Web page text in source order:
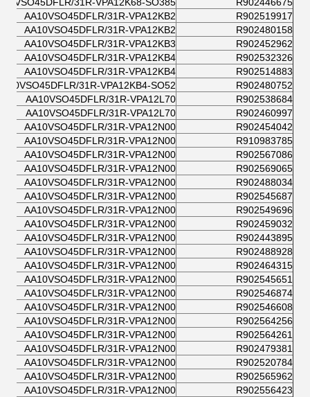
R902519917
AA10VSO45DFLR/31R-VPA12KB2
R902480158
AA10VSO45DFLR/31R-VPA12KB2
R902452962
AA10VSO45DFLR/31R-VPA12KB3
R902532326
AA10VSO45DFLR/31R-VPA12KB4
R902514883
AA10VSO45DFLR/31R-VPA12KB4
R902480752
31R-VPA12KB4-SO52
R902538684
AA10VSO45DFLR/31R-VPA12L70
R902460997
AA10VSO45DFLR/31R-VPA12L70
R902454042
AA10VSO45DFLR/31R-VPA12N00
R910983785
AA10VSO45DFLR/31R-VPA12N00
R902567086
AA10VSO45DFLR/31R-VPA12N00
R902569065
AA10VSO45DFLR/31R-VPA12N00
R902488034
AA10VSO45DFLR/31R-VPA12N00
R902545687
AA10VSO45DFLR/31R-VPA12N00
R902549696
AA10VSO45DFLR/31R-VPA12N00
R902459032
AA10VSO45DFLR/31R-VPA12N00
R902443895
AA10VSO45DFLR/31R-VPA12N00
R902488928
AA10VSO45DFLR/31R-VPA12N00
R902464315
AA10VSO45DFLR/31R-VPA12N00
R902545651
AA10VSO45DFLR/31R-VPA12N00
R902546874
AA10VSO45DFLR/31R-VPA12N00
R902546608
AA10VSO45DFLR/31R-VPA12N00
R902564256
AA10VSO45DFLR/31R-VPA12N00
R902564261
AA10VSO45DFLR/31R-VPA12N00
R902479381
AA10VSO45DFLR/31R-VPA12N00
R902520784
AA10VSO45DFLR/31R-VPA12N00
R902565962
AA10VSO45DFLR/31R-VPA12N00
R902556423
AA10VSO45DFLR/31R-VPA12N00